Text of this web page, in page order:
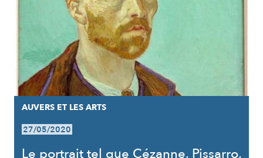
AUVERS ET LES ARTS
27/05/2020
Le portrait tel que Cézanne, Pissarro,